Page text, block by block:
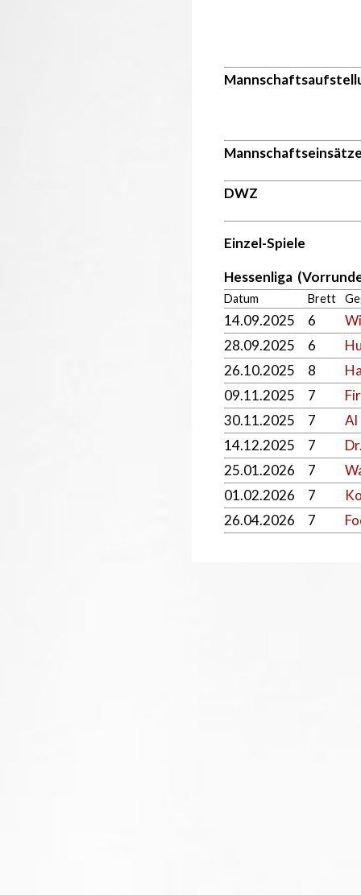
DWZ
Einzel-Spiele
Hessenliga
Datum Brett
14.09.2025 6
28.09.2025
6
26.10.2025
8
09.11.2025
7
30.11.2025
7
Al
14.12.2025
7
25.01.2026
7
01.02.2026
7
26.04.2026
7